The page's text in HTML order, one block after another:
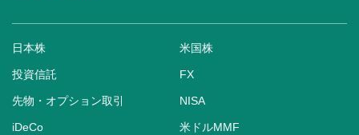
日本株 米国株
投資信託 FX
先物・オプション取引 NISA
iDeCo 米ドルMMF